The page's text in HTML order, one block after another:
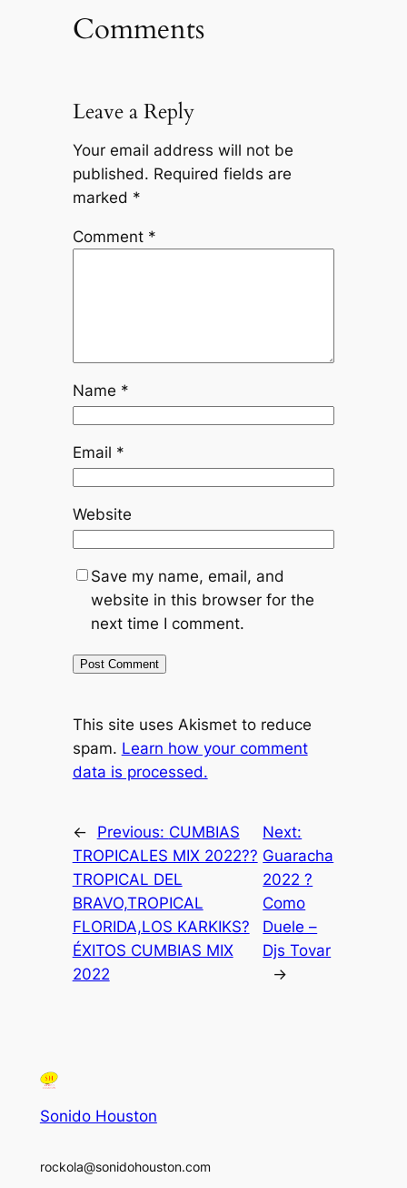
Comments
Leave a Reply
Your email address will not be
published. Required fields are
marked *
Comment *
Name *
Email *
Website
Save my name, email, and
website in this browser for the
next time I comment.
This site uses Akismet to reduce
spam. Learn how your comment
data is processed.
← Previous: CUMBIAS
TROPICALES MIX 2022??
TROPICAL DEL
BRAVO,TROPICAL
FLORIDA,LOS KARKIKS?
ÉXITOS CUMBIAS MIX
2022
Next:
Guaracha
2022 ?
Como
Duele –
Djs Tovar
→
Sonido Houston
rockola@sonidohouston.com